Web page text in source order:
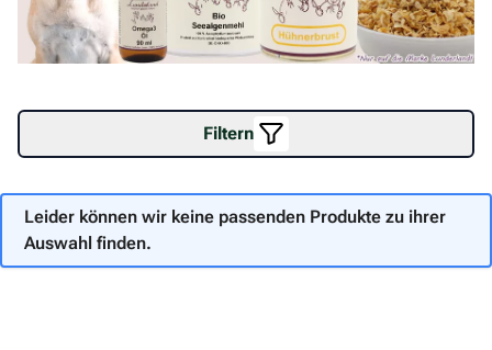
Filtern
Leider können wir keine passenden Produkte zu ihrer
Auswahl finden.